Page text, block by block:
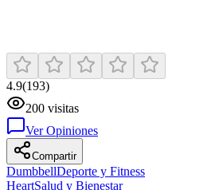
4.9(193)
200 visitas
Ver Opiniones
Compartir
DumbbellDeporte y Fitness
HeartSalud y Bienestar